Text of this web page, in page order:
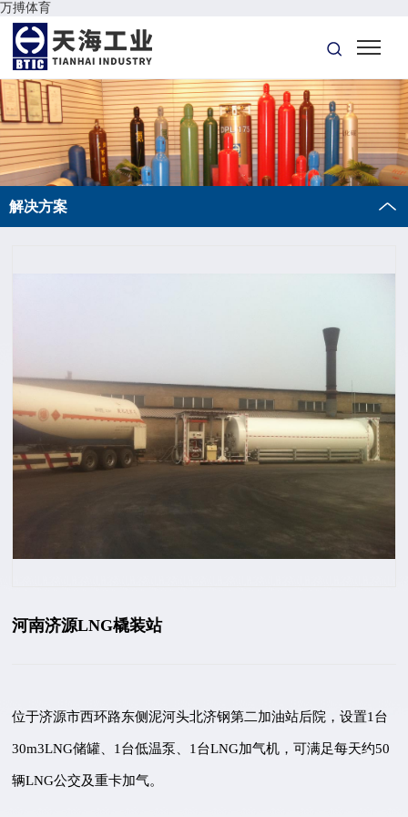
万搏体育
解决方案
河南济源LNG橇装站
位于济源市西环路东侧泥河头北济钢第二加油站后院，设置1台
30m3LNG储罐、1台低温泵、1台LNG加气机，可满足每天约50
辆LNG公交及重卡加气。